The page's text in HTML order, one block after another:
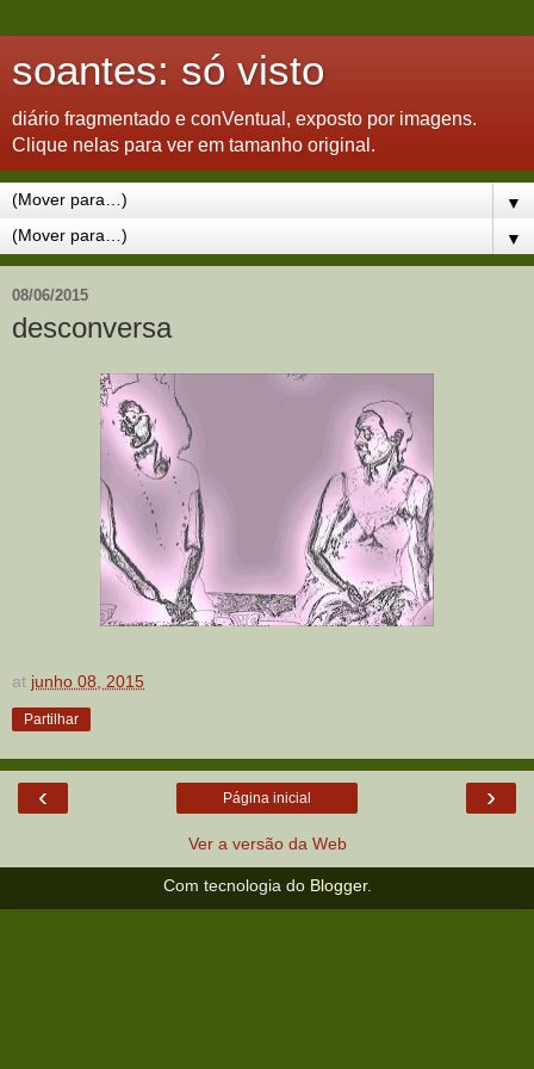
soantes: só visto
diário fragmentado e conVentual, exposto por imagens.
Clique nelas para ver em tamanho original.
▼
▼
08/06/2015
desconversa
at junho 08, 2015
Partilhar
‹ ›
Página inicial
Ver a versão da Web
Com tecnologia do Blogger.